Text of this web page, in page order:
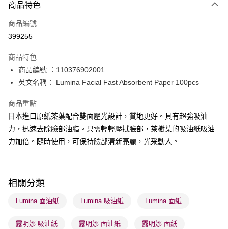
信用卡
Apple Pay
PayMe
WeChat Pay
BoC Pay
送貨方式
順豐自助櫃 - 確認發貨後1-3個工作天送達
順豐站及營業點 - 確認發貨後1-3個工作天送達
物流公司進行物流配送
商品特色
商品編號
399255
商品特色
商品編號 ：110376902001
英文名稱： Lumina Facial Fast Absorbent Paper 100pcs
商品重點
日本進口原紙茶葉配合雙面壓光設計，質地更好。具有超強吸油
力，迅速去除臉部油脂。只需輕輕壓拭臉部，茶樹葉的吸油紙吸油
力加倍。隨時使用，可保持臉部清新亮麗，光采動人。
相關分類
Lumina 面油紙 Lumina 吸油紙 Lumina 面紙
露明娜 吸油紙 露明娜 面油紙 露明娜 面紙